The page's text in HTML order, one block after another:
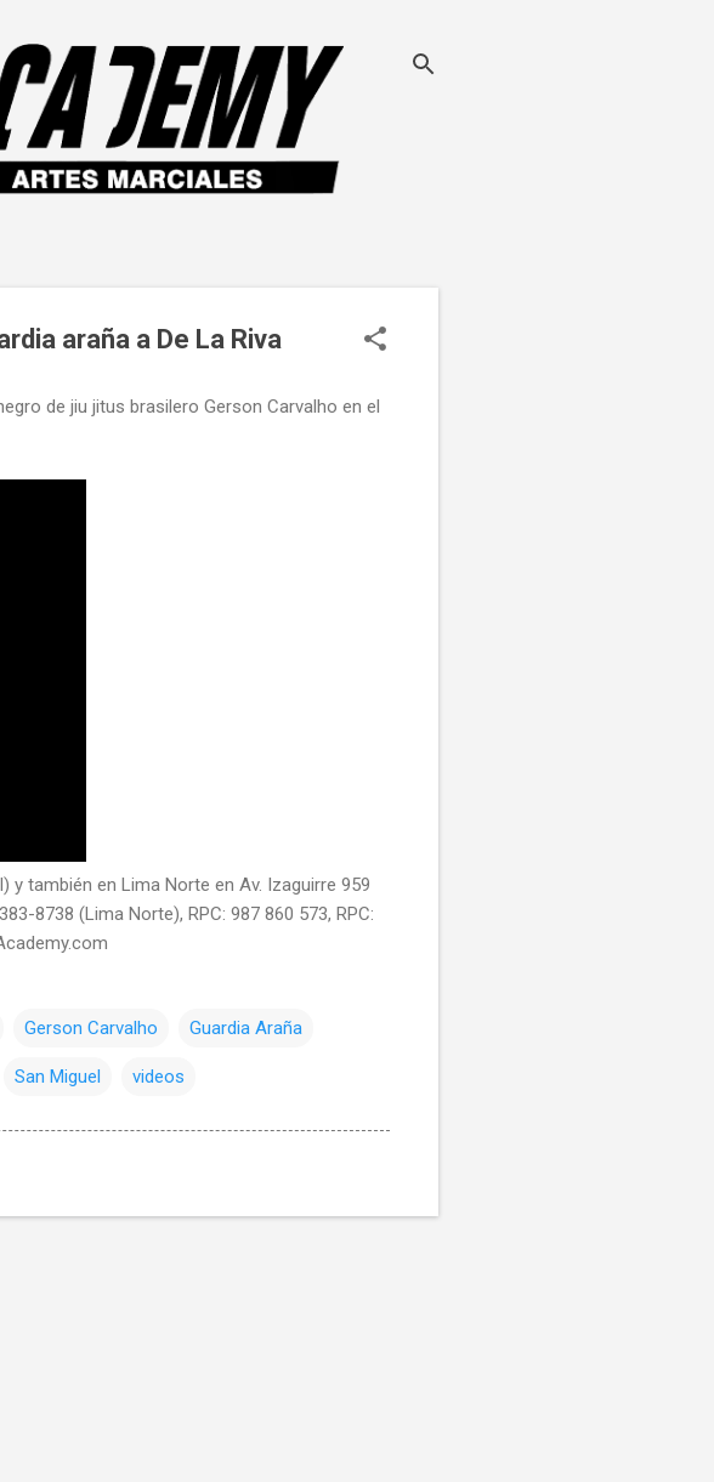
araña a De La Riva
de jiu jitus brasilero Gerson Carvalho en el
y también en Lima Norte en Av. Izaguirre 959
8738 (Lima Norte), RPC: 987 860 573, RPC:
Gerson Carvalho Guardia Araña
San Miguel videos